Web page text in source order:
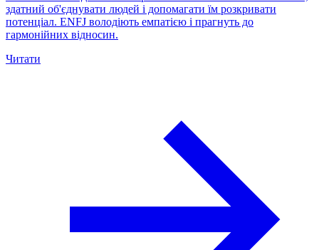
здатний об'єднувати людей і допомагати їм розкривати
потенціал. ENFJ володіють емпатією і прагнуть до
гармонійних відносин.
Читати